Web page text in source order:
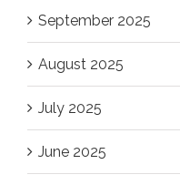
September 2025
August 2025
July 2025
June 2025